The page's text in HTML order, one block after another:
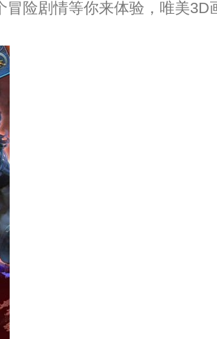
险剧情等你来体验，唯美